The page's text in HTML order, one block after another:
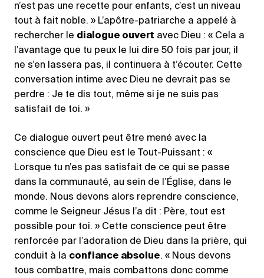
n’est pas une recette pour enfants, c’est un niveau
tout à fait noble. » L’apôtre-patriarche a appelé à
rechercher le dialogue ouvert avec Dieu : « Cela a
l’avantage que tu peux le lui dire 50 fois par jour, il
ne s’en lassera pas, il continuera à t’écouter. Cette
conversation intime avec Dieu ne devrait pas se
perdre : Je te dis tout, même si je ne suis pas
satisfait de toi. »
Ce dialogue ouvert peut être mené avec la
conscience que Dieu est le Tout-Puissant : «
Lorsque tu n’es pas satisfait de ce qui se passe
dans la communauté, au sein de l’Église, dans le
monde. Nous devons alors reprendre conscience,
comme le Seigneur Jésus l’a dit : Père, tout est
possible pour toi. » Cette conscience peut être
renforcée par l’adoration de Dieu dans la prière, qui
conduit à la confiance absolue. « Nous devons
tous combattre, mais combattons donc comme